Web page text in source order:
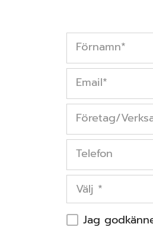
Förnamn*
Email*
Företag/
Telefon
Välj *
Jag